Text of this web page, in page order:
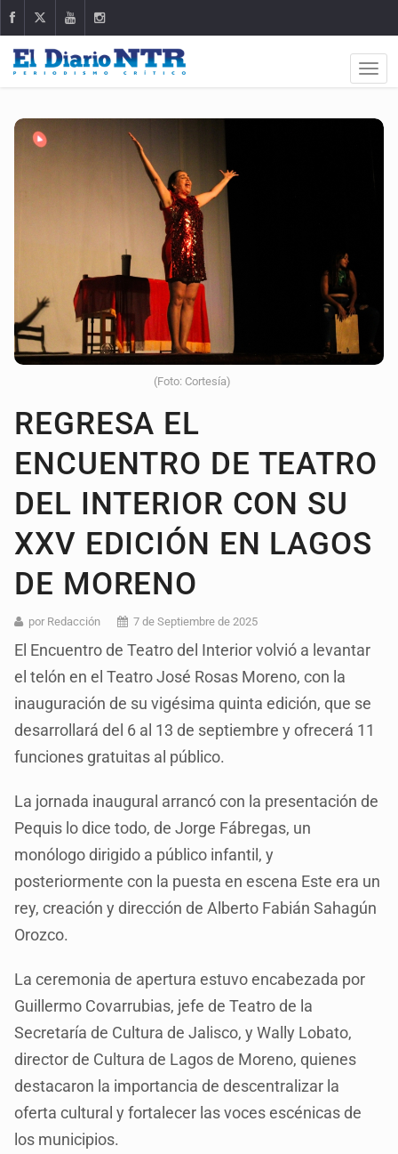
(Foto: Cortesía)
REGRESA EL
ENCUENTRO DE TEATRO
DEL INTERIOR CON SU
XXV EDICIÓN EN LAGOS
DE MORENO
por Redacción 7 de Septiembre de 2025
El Encuentro de Teatro del Interior volvió a levantar
el telón en el Teatro José Rosas Moreno, con la
inauguración de su vigésima quinta edición, que se
desarrollará del 6 al 13 de septiembre y ofrecerá 11
funciones gratuitas al público.
La jornada inaugural arrancó con la presentación de
Pequis lo dice todo, de Jorge Fábregas, un
monólogo dirigido a público infantil, y
posteriormente con la puesta en escena Este era un
rey, creación y dirección de Alberto Fabián Sahagún
Orozco.
La ceremonia de apertura estuvo encabezada por
Guillermo Covarrubias, jefe de Teatro de la
Secretaría de Cultura de Jalisco, y Wally Lobato,
director de Cultura de Lagos de Moreno, quienes
destacaron la importancia de descentralizar la
oferta cultural y fortalecer las voces escénicas de
los municipios.